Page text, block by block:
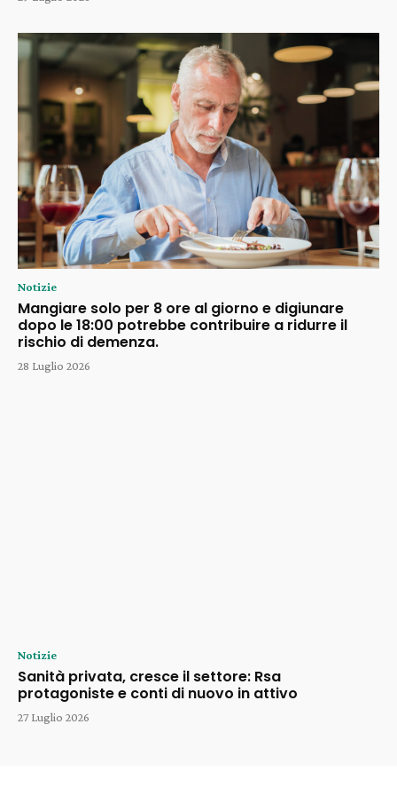
Notizie
Mangiare solo per 8 ore al giorno e digiunare
dopo le 18:00 potrebbe contribuire a ridurre il
rischio di demenza.
28 Luglio 2026
Notizie
Sanità privata, cresce il settore: Rsa
protagoniste e conti di nuovo in attivo
27 Luglio 2026